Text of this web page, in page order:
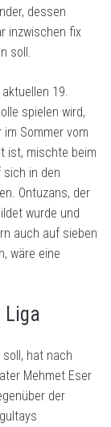
dessen
inzwischen fix
soll.
19.
spielen wird,
Sommer vom
ist, mischte beim
in den
Ontuzans, der
wurde und
auch auf sieben
wäre eine
Liga
hat nach
Mehmet Eser
der